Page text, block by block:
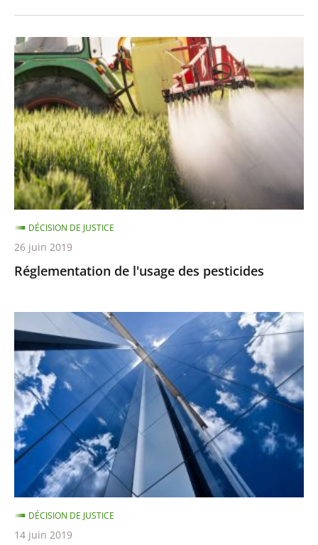
après
avant
Réglementation
de
l'usage
des
pesticides
Réglementation de l'usage des pesticides
DÉCISION DE JUSTICE
26 juin 2019
contre
les
jugements
relatifs
à
la
«
Tour
Triangle
»
DÉCISION DE JUSTICE
14 juin 2019